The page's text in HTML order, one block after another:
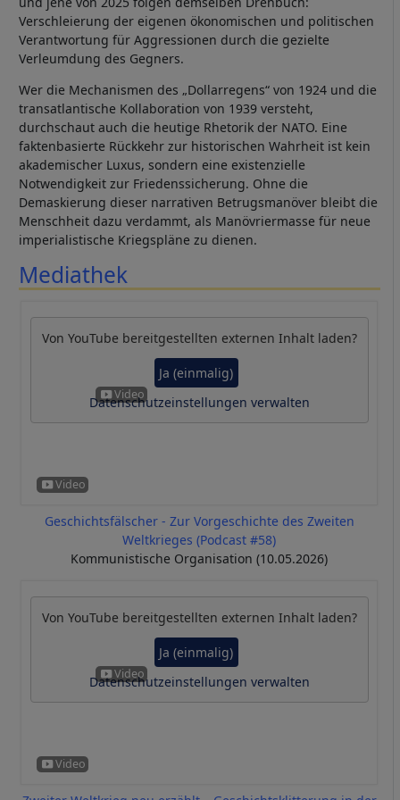
Verschleierung der eigenen ökonomischen und politischen
Verantwortung für Aggressionen durch die gezielte
Verleumdung des Gegners.
Wer die Mechanismen des „Dollarregens“ von 1924 und die
transatlantische Kollaboration von 1939 versteht,
durchschaut auch die heutige Rhetorik der NATO. Eine
faktenbasierte Rückkehr zur historischen Wahrheit ist kein
akademischer Luxus, sondern eine existenzielle
Notwendigkeit zur Friedenssicherung. Ohne die
Demaskierung dieser narrativen Betrugsmanöver bleibt die
Menschheit dazu verdammt, als Manövriermasse für neue
imperialistische Kriegspläne zu dienen.
Mediathek
Von YouTube bereitgestellten externen Inhalt laden?
Ja (einmalig)
Datenschutzeinstellungen verwalten
Geschichtsfälscher - Zur Vorgeschichte des Zweiten
Weltkrieges (Podcast #58)
Kommunistische Organisation (10.05.2026)
Von YouTube bereitgestellten externen Inhalt laden?
Ja (einmalig)
Datenschutzeinstellungen verwalten